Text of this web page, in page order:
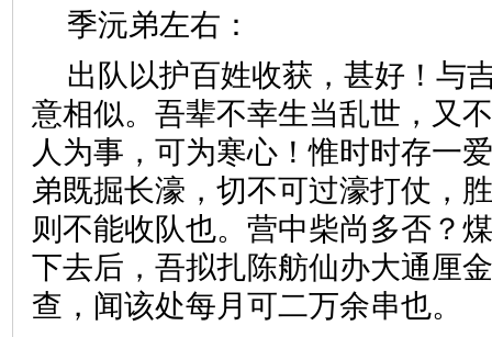
季沅弟左右：
出队以护百姓收获，甚好！与
意相似。吾辈不幸生当乱世，又
人为事，可为寒心！惟时时存一
弟既掘长濠，切不可过濠打仗，
则不能收队也。营中柴尚多否？
下去后，吾拟扎陈舫仙办大通厘
查，闻该处每月可二万余串也。